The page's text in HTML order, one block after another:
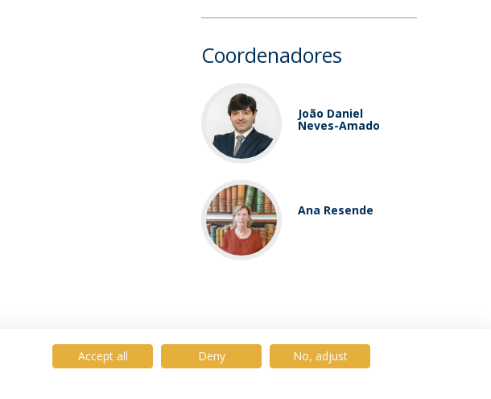
Coordenadores
João Daniel
Neves-Amado
Ana Resende
Accept all Deny No, adjust